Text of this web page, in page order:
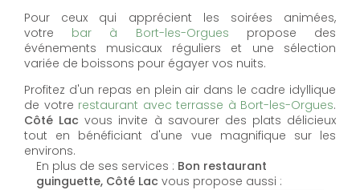
Pour ceux qui apprécient les soirées animées,
votre bar à Bort-les-Orgues propose des
événements musicaux réguliers et une sélection
variée de boissons pour égayer vos nuits.
Profitez d'un repas en plein air dans le cadre idyllique
de votre restaurant avec terrasse à Bort-les-Orgues.
Côté Lac vous invite à savourer des plats délicieux
tout en bénéficiant d'une vue magnifique sur les
environs.
En plus de ses services : Bon restaurant
guinguette, Côté Lac vous propose aussi :